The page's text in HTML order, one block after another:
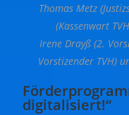
Thomas Metz
(Kassenwart
Irene Drayß (2.
Vorstizender TVH)
digitalisiert!“